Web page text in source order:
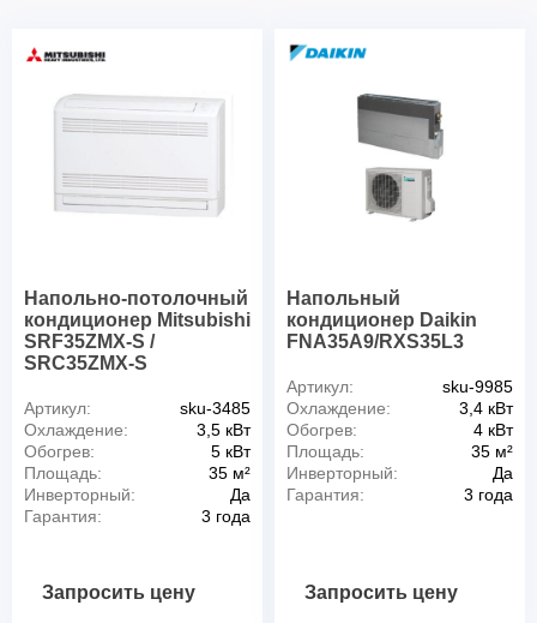
Напольно-потолочный
кондиционер Mitsubishi
SRF35ZMX-S /
SRC35ZMX-S
Артикул:
sku-3485
Охлаждение:
3,5 кВт
Обогрев:
5 кВт
Площадь:
35 м²
Инверторный:
Да
Гарантия:
3 года
Запросить цену
Напольный
кондиционер Daikin
FNA35A9/RXS35L3
Артикул:
sku-9985
Охлаждение:
3,4 кВт
Обогрев:
4 кВт
Площадь:
35 м²
Инверторный:
Да
Гарантия:
3 года
Запросить цену